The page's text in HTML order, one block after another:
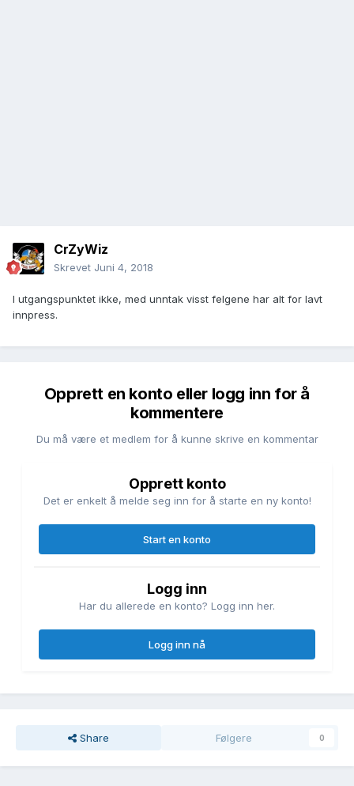
CrZyWiz
Skrevet Juni 4, 2018
I utgangspunktet ikke, med unntak visst felgene har alt for lavt
innpress.
Opprett en konto eller logg inn for å
kommentere
Du må være et medlem for å kunne skrive en kommentar
Opprett konto
Det er enkelt å melde seg inn for å starte en ny konto!
Start en konto
Logg inn
Har du allerede en konto? Logg inn her.
Logg inn nå
Share Følgere 0